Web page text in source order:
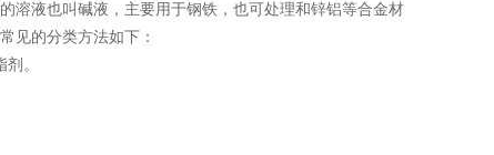
溶液也叫碱液，主要用于钢铁，也可处理和锌铝等合金材
见的分类方法如下：
。